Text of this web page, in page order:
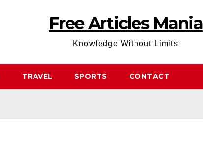
Free Articles Mania
Knowledge Without Limits
TRAVEL SPORTS CONTACT